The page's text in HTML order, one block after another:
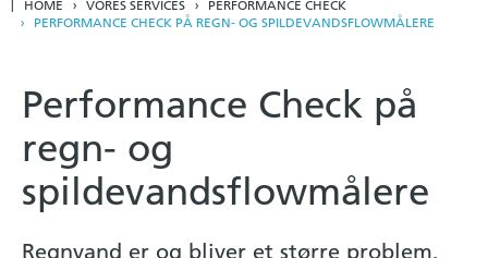
HOME VORES SERVICES
PERFORMANCE CHECK
PERFORMANCE CHECK PÅ REGN- OG SPILDEVANDSFLOWMÅLERE
Performance Check på
regn- og
spildevandsflowmålere
Regnvand er og bliver et større problem,